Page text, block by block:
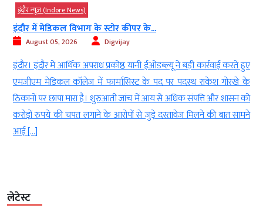
इंदौर न्यूज़ (Indore News)
इंदौर में मेडिकल विभाग के स्टोर कीपर के...
August 05, 2026 Digvijay
इंदौर। इंदौर में आर्थिक अपराध प्रकोष्ठ यानी ईओडब्ल्यू ने बड़ी कार्रवाई करते हुए
एमजीएम मेडिकल कॉलेज में फार्मासिस्ट के पद पर पदस्थ राकेश गोरखे के
ठिकानों पर छापा मारा है। शुरुआती जांच में आय से अधिक संपत्ति और शासन को
करोड़ों रुपये की चपत लगाने के आरोपों से जुड़े दस्तावेज मिलने की बात सामने
आई […]
लेटेस्ट